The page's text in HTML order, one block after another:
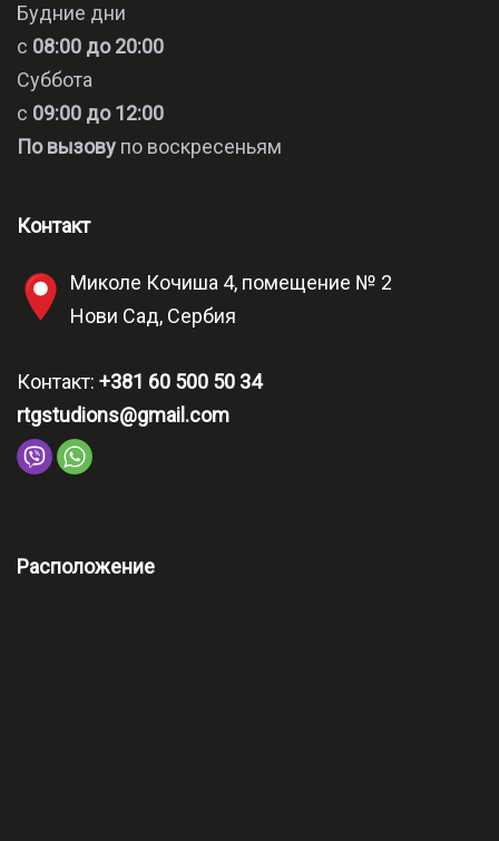
Будние дни
с 08:00 до 20:00
Суббота
с 09:00 до 12:00
По вызову по воскресеньям
Контакт
Миколе Кочиша 4, помещение № 2
Нови Сад, Сербия
Контакт: +381 60 500 50 34
rtgstudions@gmail.com
Расположение